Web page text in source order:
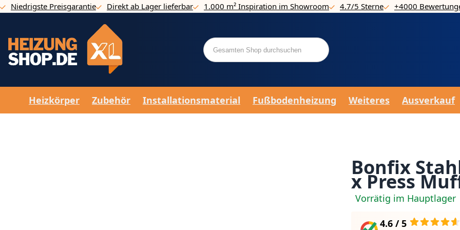
Direkt zum Inhalt
Niedrigste Preisgarantie Direkt ab Lager lieferbar 1.000 m² Inspiration im Showroom 4.7/5 Sterne +4000
Heizkörper Zubehör Installationsmaterial Fußbodenheizung Weiteres Ausverkauf
Bonfix
x Press
Vorrätig im Hauptlager
4.6 / 5